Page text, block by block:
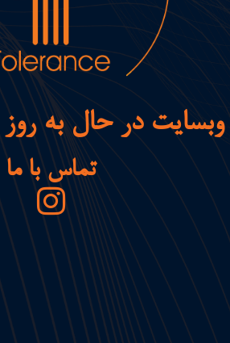
وبسایت در حال به
تماس با ما